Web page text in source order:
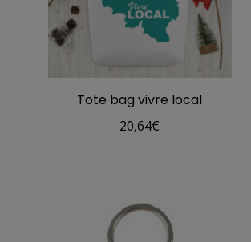
Tote bag vivre local
20,64€